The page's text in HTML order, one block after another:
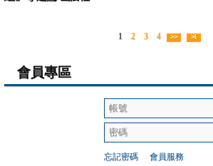
1 2 3 4
會員專區
忘記密碼 會員服務